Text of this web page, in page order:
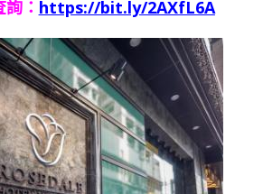
： https://bit.ly/2AXfL6A